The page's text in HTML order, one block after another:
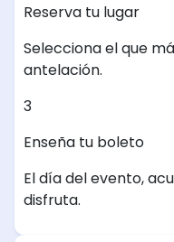
Reserva tu lugar
Selecciona el que
antelación.
3
Enseña tu boleto
El día del evento,
disfruta.